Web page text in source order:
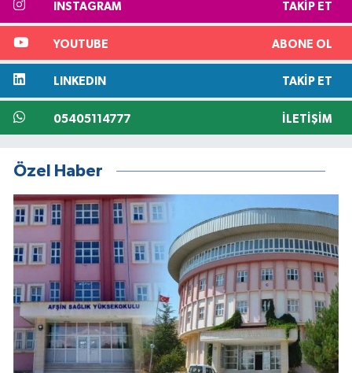
INSTAGRAM TAKIP ET
YOUTUBE ABONE OL
LINKEDIN TAKIP ET
05405114777 İLETIŞIM
Özel Haber